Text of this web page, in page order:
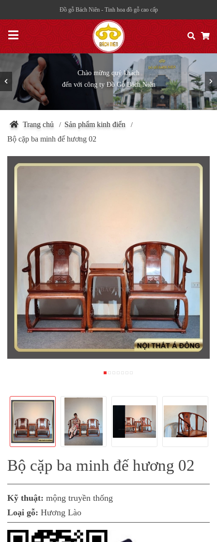
Đồ gỗ Bách Niên - Tinh hoa đồ gỗ cao cấp
Một trong những thương hiệu hàng đầu
về đồ gỗ nội thất cao cấp tại Việt Nam
Trang chủ / Sản phẩm kinh điển /
Bộ cặp ba minh đế hương 02
Bộ cặp ba minh đế hương 02
Kỹ thuật: mộng truyền thống
Loại gỗ: Hương Lào